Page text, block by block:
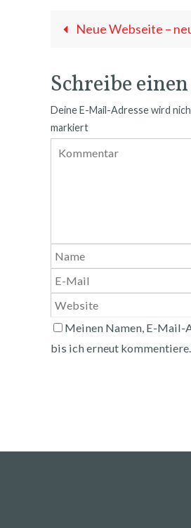
Neue Webseite –
Schreibe
Deine E-Mail-Adresse wird
markiert
Meinen Namen, E-Mail-
bis ich erneut kommentiere.